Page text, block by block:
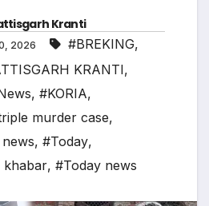
Kranti
2026 #BREKING,
KRANTI,
, #KORIA,
murder case,
, #Today,
khabar, #Today news